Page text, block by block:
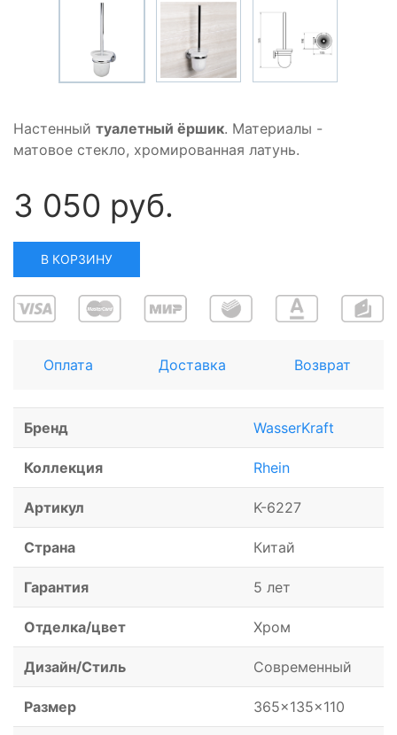
Настенный туалетный ёршик. Материалы -
матовое стекло, хромированная латунь.
3 050 руб.
В КОРЗИНУ
Оплата Доставка Возврат
Бренд WasserKraft
Коллекция Rhein
Артикул K-6227
Страна Китай
Гарантия 5 лет
Отделка/цвет Хром
Дизайн/Стиль Современный
Размер 365x135x110